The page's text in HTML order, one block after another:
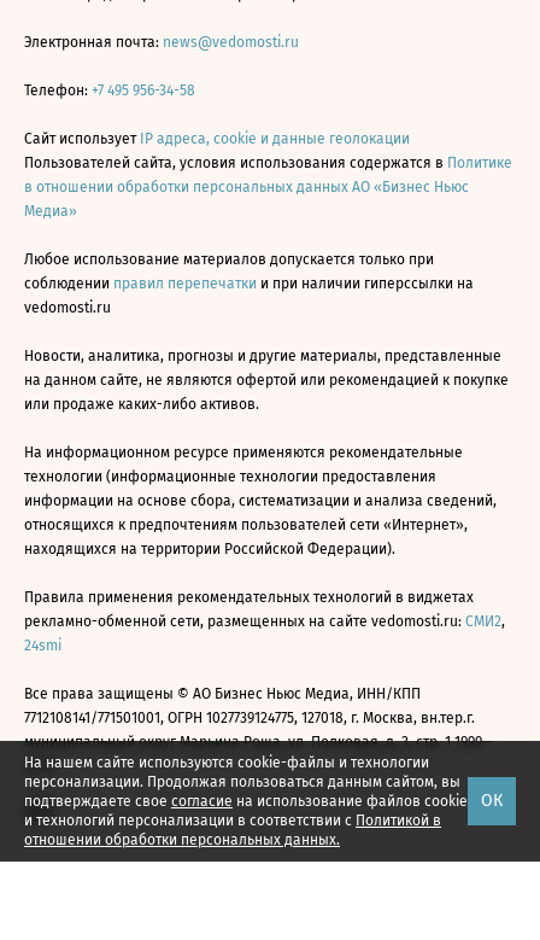
На нашем сайте используются cookie-файлы и технологии
персонализации. Продолжая пользоваться данным сайтом, вы
подтверждаете свое согласие на использование файлов cookie
и технологий персонализации в соответствии с Политикой в
отношении обработки персональных данных.
ОК
Электронная почта: news@vedomosti.ru
Телефон: +7 495 956-34-58
Сайт использует IP адреса, cookie и данные геолокации
Пользователей сайта, условия использования содержатся в Политике
в отношении обработки персональных данных АО «Бизнес Ньюс
Медиа»
Любое использование материалов допускается только при
соблюдении правил перепечатки и при наличии гиперссылки на
vedomosti.ru
Новости, аналитика, прогнозы и другие материалы, представленные
на данном сайте, не являются офертой или рекомендацией к покупке
или продаже каких-либо активов.
На информационном ресурсе применяются рекомендательные
технологии (информационные технологии предоставления
информации на основе сбора, систематизации и анализа сведений,
относящихся к предпочтениям пользователей сети «Интернет»,
находящихся на территории Российской Федерации).
Правила применения рекомендательных технологий в виджетах
рекламно-обменной сети, размещенных на сайте vedomosti.ru: СМИ2,
24smi
Все права защищены © АО Бизнес Ньюс Медиа, ИНН/КПП
7712108141/771501001, ОГРН 1027739124775, 127018, г. Москва, вн.тер.г.
муниципальный округ Марьина Роща, ул. Полковая, д. 3, стр. 1 1999—
2026